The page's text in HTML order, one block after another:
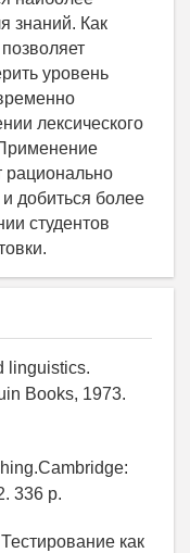
linguistics.
Books, 1973.
336 p.
как